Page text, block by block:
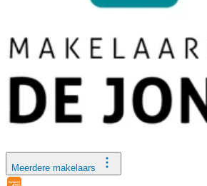
Meerdere makelaars